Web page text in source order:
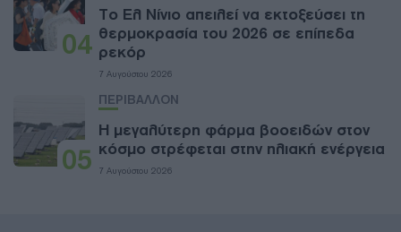
04
Το Ελ Νίνιο απειλεί να εκτοξεύσει τη
θερμοκρασία του 2026 σε επίπεδα
ρεκόρ
7 Αυγούστου 2026
05
ΠΕΡΙΒΑΛΛΟΝ
Η μεγαλύτερη φάρμα βοοειδών στον
κόσμο στρέφεται στην ηλιακή ενέργεια
7 Αυγούστου 2026